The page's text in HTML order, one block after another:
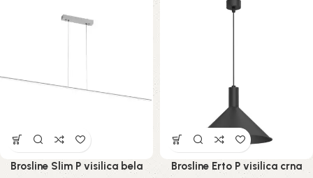
Brosline Slim P visilica bela Brosline Erto P visilica crna